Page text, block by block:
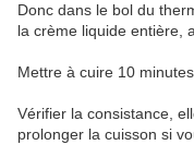
Donc dans le bol du
la crème liquide entière,
Mettre à cuire 10
Vérifier la consistance,
prolonger la cuisson si